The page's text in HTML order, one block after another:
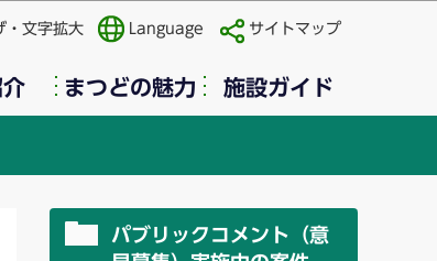
・文字拡大 Language サイトマップ
まつどの魅力 施設ガイド
パブリックコメント（意